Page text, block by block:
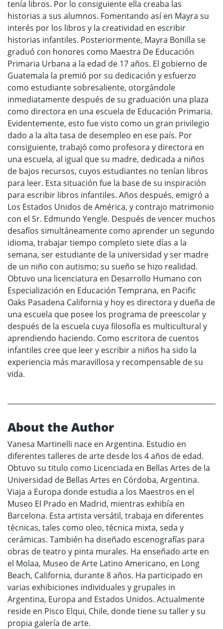
tenía libros. Por lo consiguiente ella creaba las
historias a sus alumnos. Fomentando así en Mayra su
interés por los libros y la creatividad en escribir
historias infantiles. Posteriormente, Mayra Bonilla se
graduó con honores como Maestra De Educación
Primaria Urbana a la edad de 17 años. El gobierno de
Guatemala la premió por su dedicación y esfuerzo
como estudiante sobresaliente, otorgándole
inmediatamente después de su graduación una plaza
como directora en una escuela de Educación Primaria.
Evidentemente, esto fue visto como un gran privilegio
dado a la alta tasa de desempleo en ese país. Por
consiguiente, trabajó como profesora y directora en
una escuela, al igual que su madre, dedicada a niños
de bajos recursos, cuyos estudiantes no tenían libros
para leer. Esta situación fue la base de su inspiración
para escribir libros infantiles. Años después, emigró a
Los Estados Unidos de América, y contrajo matrimonio
con el Sr. Edmundo Yengle. Después de vencer muchos
desafíos simultáneamente como aprender un segundo
idioma, trabajar tiempo completo siete días a la
semana, ser estudiante de la universidad y ser madre
de un niño con autismo; su sueño se hizo realidad.
Obtuvo una licenciatura en Desarrollo Humano con
Especialización en Educación Temprana, en Pacific
Oaks Pasadena California y hoy es directora y dueña de
una escuela que posee los programa de preescolar y
después de la escuela cuya filosofía es multicultural y
aprendiendo haciendo. Como escritora de cuentos
infantiles cree que leer y escribir a niños ha sido la
experiencia más maravillosa y recompensable de su
vida.
About the Author
Vanesa Martinelli nace en Argentina. Estudio en
diferentes talleres de arte desde los 4 años de edad.
Obtuvo su titulo como Licenciada en Bellas Artes de la
Universidad de Bellas Artes en Córdoba, Argentina.
Viaja a Europa donde estudia a los Maestros en el
Museo El Prado en Madrid, mientras exhibía en
Barcelona. Esta artista versátil, trabaja en diferentes
técnicas, tales como oleo, técnica mixta, seda y
cerámicas. También ha diseñado escenografías para
obras de teatro y pinta murales. Ha enseñado arte en
el Molaa, Museo de Arte Latino Americano, en Long
Beach, California, durante 8 años. Ha participado en
varias exhibiciones individuales y grupales in
Argentina, Europa and Estados Unidos. Actualmente
reside en Pisco Elqui, Chile, donde tiene su taller y su
propia galería de arte.